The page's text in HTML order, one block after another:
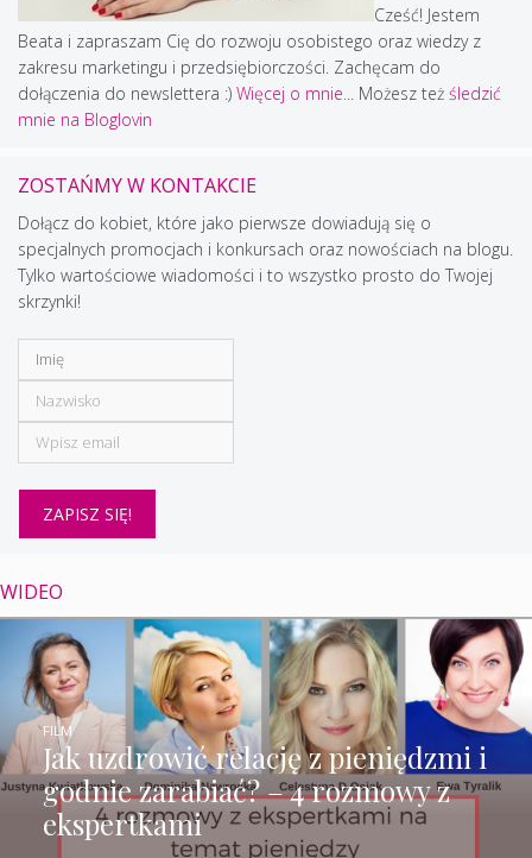
Cześć! Jestem
Beata i zapraszam Cię do rozwoju osobistego oraz wiedzy z
zakresu marketingu i przedsiębiorczości. Zachęcam do
dołączenia do newslettera :) Więcej o mnie... Możesz też śledzić
mnie na Bloglovin
ZOSTAŃMY W KONTAKCIE
Dołącz do kobiet, które jako pierwsze dowiadują się o
specjalnych promocjach i konkursach oraz nowościach na blogu.
Tylko wartościowe wiadomości i to wszystko prosto do Twojej
skrzynki!
WIDEO
Jak uzdrowić relację z pieniędzmi i
godnie zarabiać? – 4 rozmowy z
ekspertkami
FILM